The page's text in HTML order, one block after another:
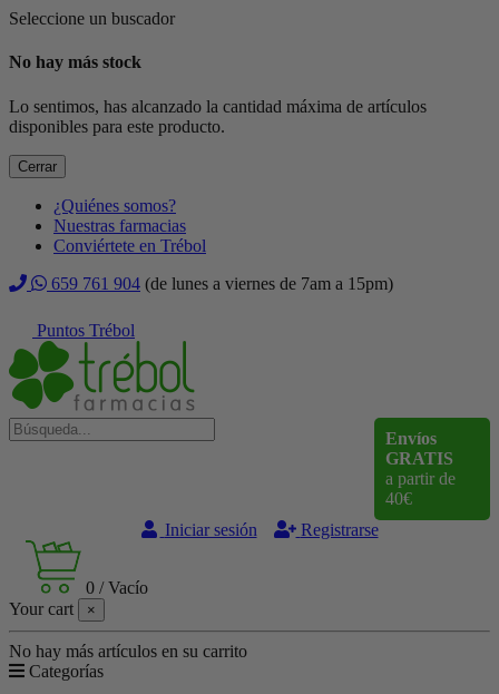
Seleccione un buscador
No hay más stock
Lo sentimos, has alcanzado la cantidad máxima de artículos
disponibles para este producto.
Cerrar
¿Quiénes somos?
Nuestras farmacias
Conviértete en Trébol
659 761 904 (de lunes a viernes de 7am a 15pm)
Puntos Trébol
Envíos
GRATIS
a partir de
40€
Iniciar sesión
Registrarse
0 /Vacío
Your cart
×
No hay más artículos en su carrito
Categorías